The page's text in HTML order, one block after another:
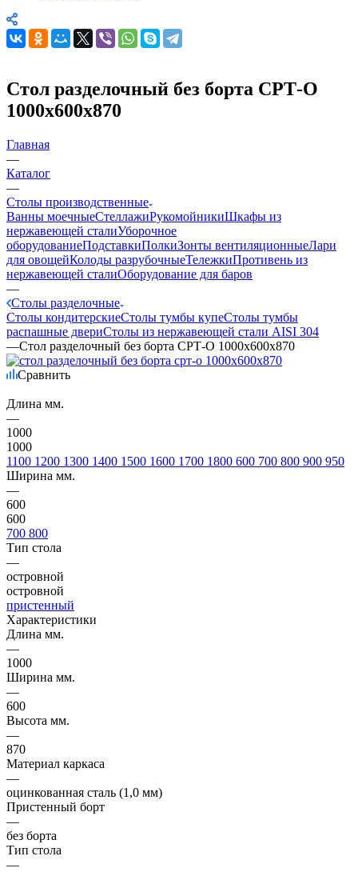
Стол разделочный без борта СРТ-О
1000х600х870
Главная
—
Каталог
—
Столы производственные
Ванны моечныеСтеллажиРукомойникиШкафы из
нержавеющей сталиУборочное
оборудованиеПодставкиПолкиЗонты вентиляционныеЛари
для овощейКолоды разрубочныеТележкиПротивень из
нержавеющей сталиОборудование для баров
—
Столы разделочные
Столы кондитерскиеСтолы тумбы купеСтолы тумбы
распашные двериСтолы из нержавеющей стали AISI 304
—Стол разделочный без борта СРТ-О 1000х600х870
Сравнить
Длина мм.
—
1000
1000
1100 1200 1300 1400 1500 1600 1700 1800 600 700 800 900 950
Ширина мм.
—
600
600
700 800
Тип стола
—
островной
островной
пристенный
Характеристики
Длина мм.
—
1000
Ширина мм.
—
600
Высота мм.
—
870
Материал каркаса
—
оцинкованная сталь (1,0 мм)
Пристенный борт
—
без борта
Тип стола
—